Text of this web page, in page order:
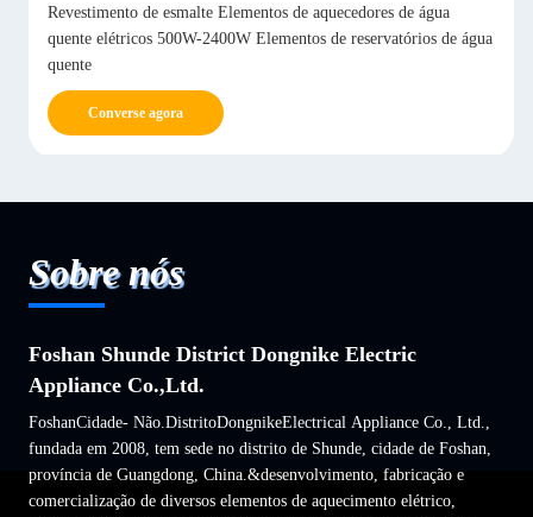
Revestimento de esmalte Elementos de aquecedores de água
quente elétricos 500W-2400W Elementos de reservatórios de água
quente
Converse agora
Sobre nós
Foshan Shunde District Dongnike Electric
Appliance Co.,Ltd.
FoshanCidade- Não.DistritoDongnikeElectrical Appliance Co., Ltd.,
fundada em 2008, tem sede no distrito de Shunde, cidade de Foshan,
província de Guangdong, China.&desenvolvimento, fabricação e
comercialização de diversos elementos de aquecimento elétrico,